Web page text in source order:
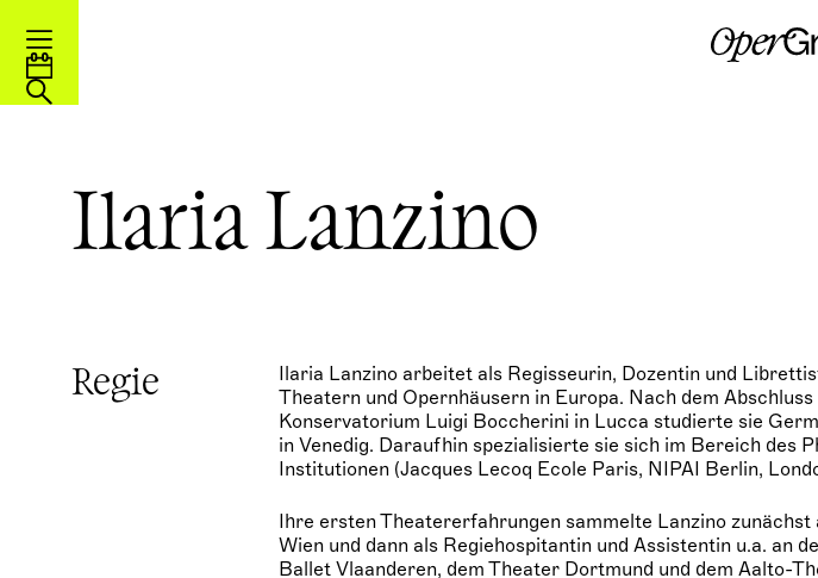
k
i
Ilaria Lanzino
Ilaria Lanzino arbeitet als Regisseurin, Dozentin und
Theatern und Opernhäusern in Europa. Nach dem
Konservatorium Luigi Boccherini in Lucca studierte sie
in Venedig. Daraufhin spezialisierte sie sich im Bereich des
Institutionen (Jacques Lecoq Ecole Paris, NIPAI Berlin,
Ihre ersten Theatererfahrungen sammelte Lanzino
Wien und dann als Regiehospitantin und Assistentin u.a. an
Ballet Vlaanderen, dem Theater Dortmund und dem Aalto-
Regie